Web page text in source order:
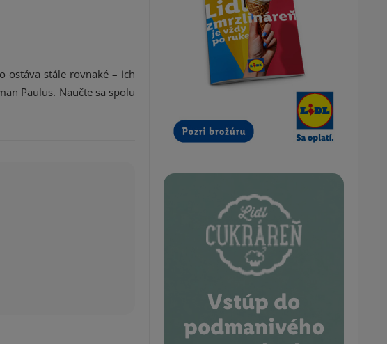
ostáva stále rovnaké – ich
Paulus. Naučte sa spolu
Vstúp do
podmanivého